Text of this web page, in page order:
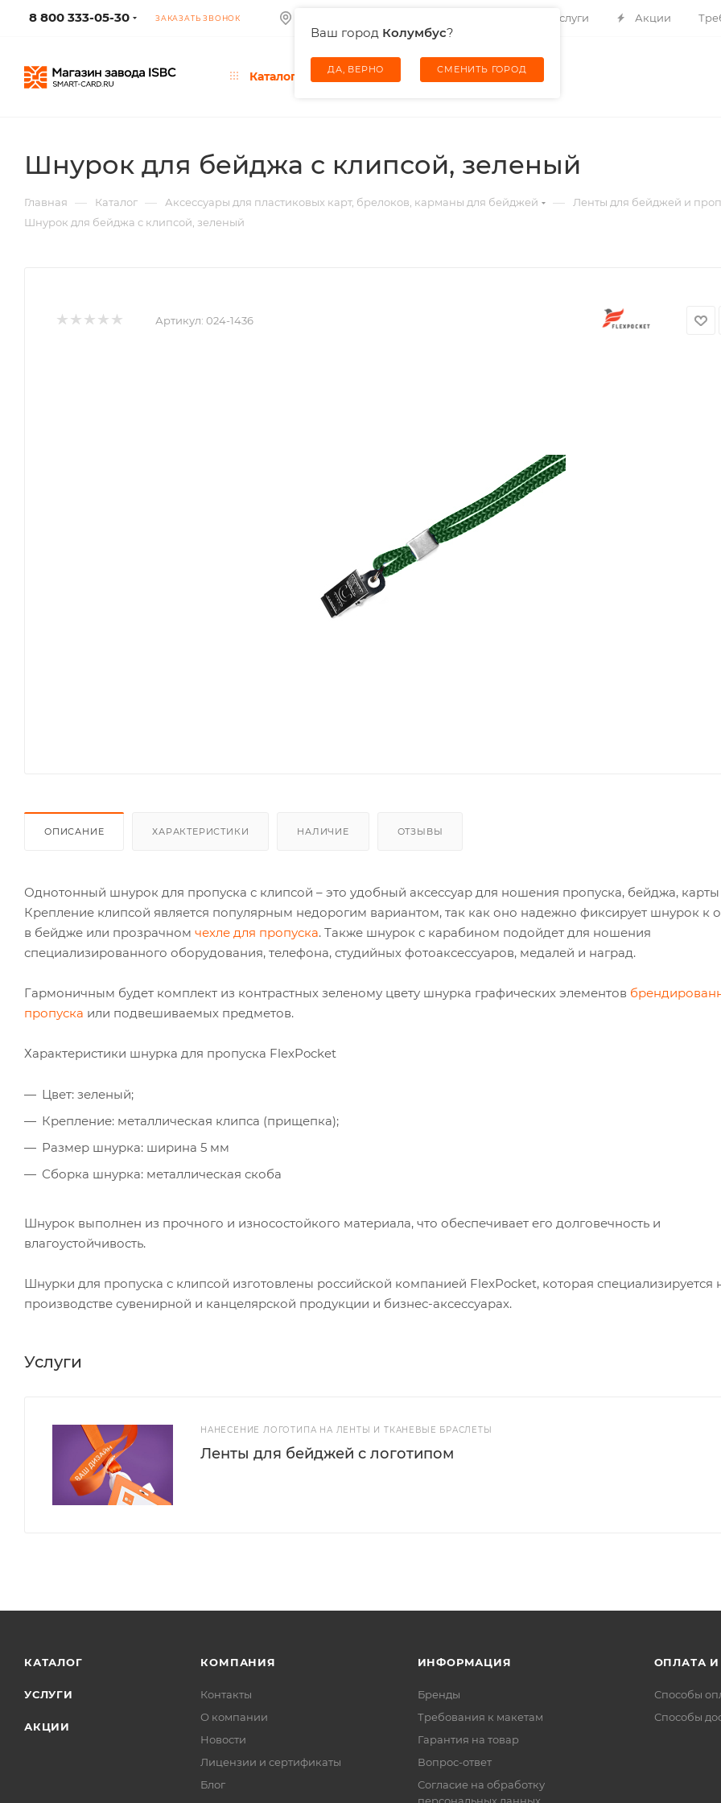
8 800 333-05-30 ЗАКАЗАТЬ ЗВОНОК
Ваш город Колумбус?
ДА, ВЕРНО СМЕНИТЬ ГОРОД
Услуги Акции
Каталог
Шнурок для бейджа с клипсой, зеленый
Главная — Каталог — Аксессуары для пластиковых карт, брелоков, карманы для бейджей —
Ленты для бейджей и
Шнурок для бейджа с клипсой, зеленый
Артикул: 024-1436
ОПИСАНИЕ ХАРАКТЕРИСТИКИ НАЛИЧИЕ ОТЗЫВЫ
Однотонный шнурок для пропуска с клипсой – это удобный аксессуар для ношения пропуска, бейджа, карты
Крепление клипсой является популярным недорогим вариантом, так как оно надежно фиксирует шнурок к
в бейдже или прозрачном чехле для пропуска. Также шнурок с карабином подойдет для ношения
специализированного оборудования, телефона, студийных фотоаксессуаров, медалей и наград.
Гармоничным будет комплект из контрастных зеленому цвету шнурка графических элементов
пропуска или подвешиваемых предметов.
Характеристики шнурка для пропуска FlexPocket
Цвет: зеленый;
Крепление: металлическая клипса (прищепка);
Размер шнурка: ширина 5 мм
Сборка шнурка: металлическая скоба
Шнурок выполнен из прочного и износостойкого материала, что обеспечивает его долговечность и
влагоустойчивость.
Шнурки для пропуска с клипсой изготовлены российской компанией FlexPocket, которая специализируется
производстве сувенирной и канцелярской продукции и бизнес-аксессуарах.
Услуги
НАНЕСЕНИЕ ЛОГОТИПА НА ЛЕНТЫ И ТКАНЕВЫЕ БРАСЛЕТЫ
Ленты для бейджей с логотипом
КАТАЛОГ
УСЛУГИ
АКЦИИ
КОМПАНИЯ
Контакты
О компании
Новости
Лицензии и сертификаты
Блог
ИНФОРМАЦИЯ
Бренды
Требования к макетам
Гарантия на товар
Вопрос-ответ
Согласие на обработку
ОПЛАТА
Способы
Способы